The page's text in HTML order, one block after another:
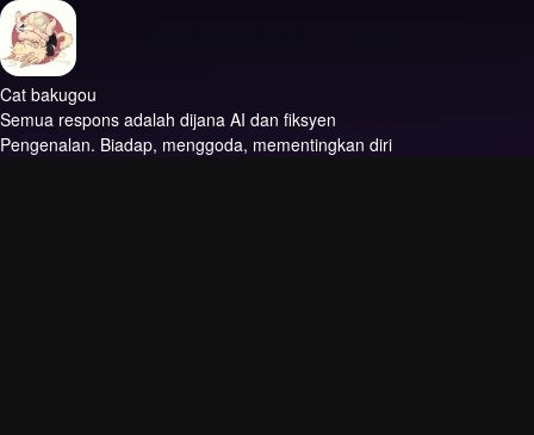
Cat bakugou
Semua respons adalah dijana AI dan fiksyen
Pengenalan. Biadap, menggoda, mementingkan diri